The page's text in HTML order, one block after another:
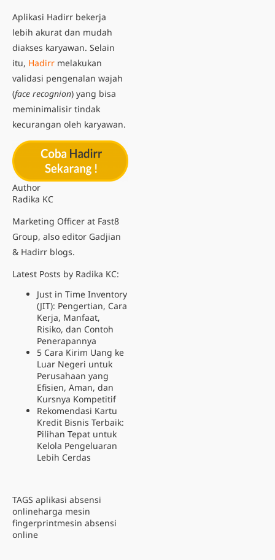
Aplikasi Hadirr bekerja
lebih akurat dan mudah
diakses karyawan. Selain
itu, Hadirr melakukan
validasi pengenalan wajah
(face recognion) yang bisa
meminimalisir tindak
kecurangan oleh karyawan.
Author
Radika KC
Marketing Officer at Fast8
Group, also editor Gadjian
& Hadirr blogs.
Latest Posts by Radika KC:
Just in Time Inventory
(JIT): Pengertian, Cara
Kerja, Manfaat,
Risiko, dan Contoh
Penerapannya
5 Cara Kirim Uang ke
Luar Negeri untuk
Perusahaan yang
Efisien, Aman, dan
Kursnya Kompetitif
Rekomendasi Kartu
Kredit Bisnis Terbaik:
Pilihan Tepat untuk
Kelola Pengeluaran
Lebih Cerdas
TAGS aplikasi absensi
onlineharga mesin
fingerprintmesin absensi
online